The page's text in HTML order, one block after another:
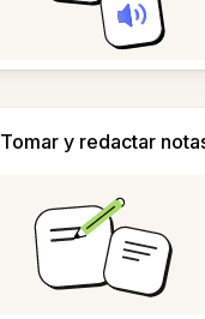
Tomar y redactar